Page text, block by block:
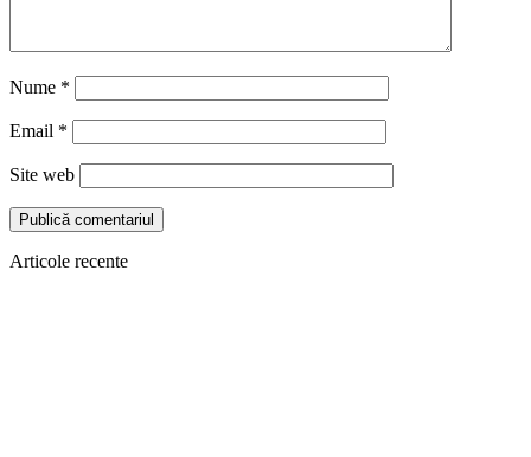
Nume *
Email *
Site web
Articole recente